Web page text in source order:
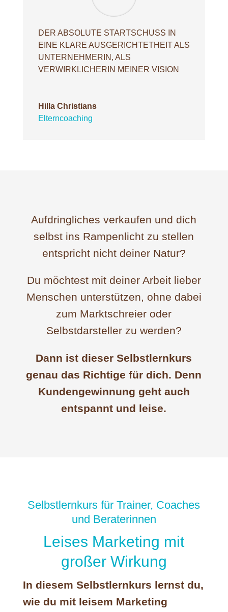
DER ABSOLUTE STARTSCHUSS IN
EINE KLARE AUSGERICHTETHEIT ALS
UNTERNEHMERIN, ALS
VERWIRKLICHERIN MEINER VISION
Hilla Christians
Elterncoaching
Aufdringliches verkaufen und dich
selbst ins Rampenlicht zu stellen
entspricht nicht deiner Natur?
Du möchtest mit deiner Arbeit lieber
Menschen unterstützen, ohne dabei
zum Marktschreier oder
Selbstdarsteller zu werden?
Dann ist dieser Selbstlernkurs
genau das Richtige für dich. Denn
Kundengewinnung geht auch
entspannt und leise.
Selbstlernkurs für Trainer, Coaches
und Beraterinnen
Leises Marketing mit
großer Wirkung
In diesem Selbstlernkurs lernst du,
wie du mit leisem Marketing